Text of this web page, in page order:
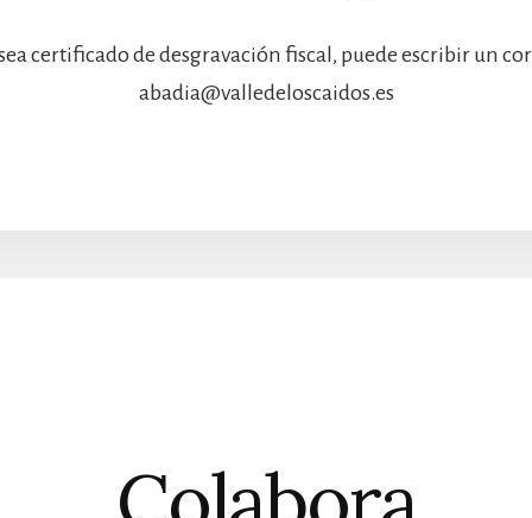
certificado de desgravación fiscal, puede escribir un
abadia@valledeloscaidos.es